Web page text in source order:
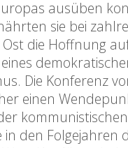
ausüben
sie bei
die Hoffnung
Die Konferenz
einen
in den Folgejahren